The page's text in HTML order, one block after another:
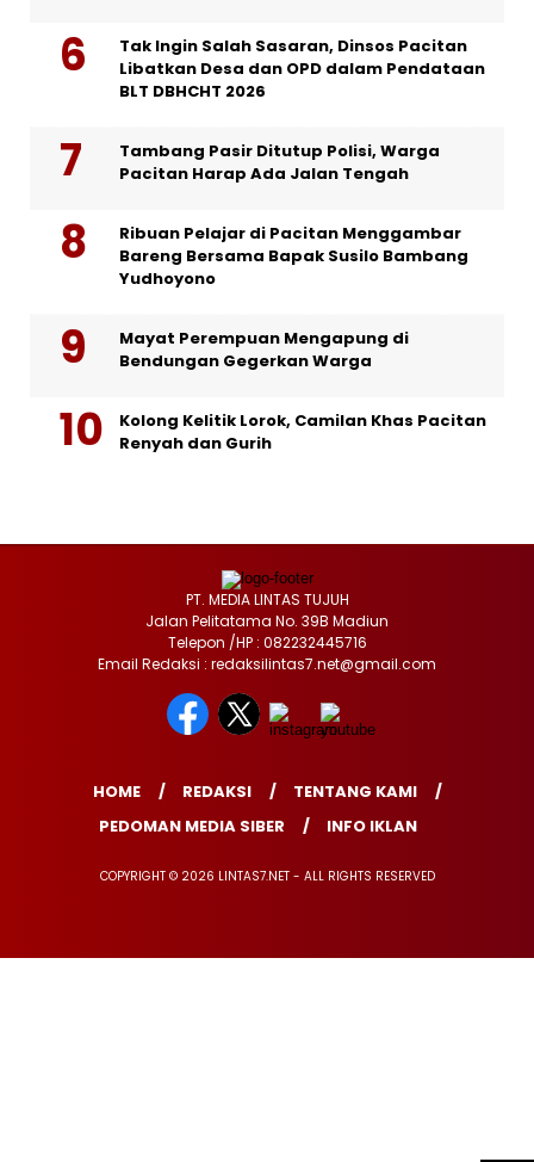
Tak Ingin Salah Sasaran, Dinsos Pacitan
Libatkan Desa dan OPD dalam Pendataan
BLT DBHCHT 2026
Tambang Pasir Ditutup Polisi, Warga
Pacitan Harap Ada Jalan Tengah
Ribuan Pelajar di Pacitan Menggambar
Bareng Bersama Bapak Susilo Bambang
Yudhoyono
Mayat Perempuan Mengapung di
Bendungan Gegerkan Warga
Kolong Kelitik Lorok, Camilan Khas Pacitan
Renyah dan Gurih
PT. MEDIA LINTAS TUJUH
Jalan Pelitatama No. 39B Madiun
Telepon /HP : 082232445716
Email Redaksi : redaksilintas7.net@gmail.com
HOME REDAKSI
TENTANG KAMI
PEDOMAN MEDIA SIBER
INFO IKLAN
COPYRIGHT © 2026 LINTAS7.NET - ALL RIGHTS RESERVED